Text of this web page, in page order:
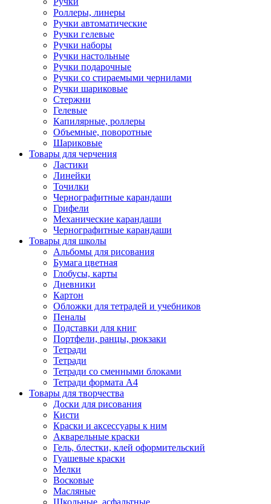
Роллеры, линеры
Ручки автоматические
Ручки гелевые
Ручки наборы
Ручки настольные
Ручки подарочные
Ручки со стираемыми чернилами
Ручки шариковые
Стержни
Гелевые
Капилярные, роллеры
Объемные, поворотные
Шариковые
Товары для черчения
Ластики
Линейки
Точилки
Чернографитные карандаши
Грифели
Механические карандаши
Чернографитные карандаши
Товары для школы
Альбомы для рисования
Бумага цветная
Глобусы, карты
Дневники
Картон
Обложки для тетрадей и учебников
Пеналы
Подставки для книг
Портфели, ранцы, рюкзаки
Тетради
Тетради
Тетради со сменными блоками
Тетради формата А4
Товары для творчества
Доски для рисования
Кисти
Краски и аксессуары к ним
Акварельные краски
Гель, блестки, клей оформительский
Гуашевые краски
Мелки
Восковые
Масляные